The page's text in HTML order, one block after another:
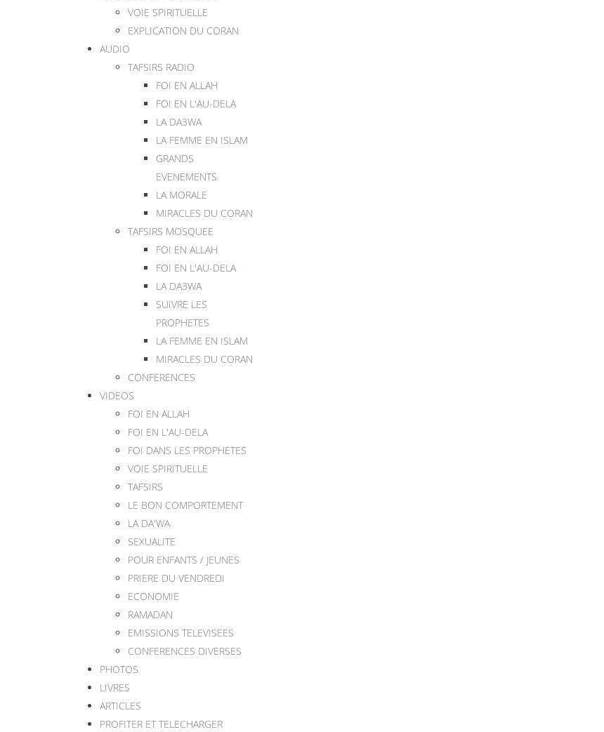
VOIE SPIRITUELLE
EXPLICATION DU CORAN
AUDIO
TAFSIRS RADIO
FOI EN ALLAH
FOI EN L'AU-DELA
LA DA3WA
LA FEMME EN ISLAM
GRANDS
EVENEMENTS
LA MORALE
MIRACLES DU CORAN
TAFSIRS MOSQUEE
FOI EN ALLAH
FOI EN L'AU-DELA
LA DA3WA
SUIVRE LES
PROPHETES
LA FEMME EN ISLAM
MIRACLES DU CORAN
CONFERENCES
VIDEOS
FOI EN ALLAH
FOI EN L'AU-DELA
FOI DANS LES PROPHETES
VOIE SPIRITUELLE
TAFSIRS
LE BON COMPORTEMENT
LA DA'WA
SEXUALITE
POUR ENFANTS / JEUNES
PRIERE DU VENDREDI
ECONOMIE
RAMADAN
EMISSIONS TELEVISEES
CONFERENCES DIVERSES
PHOTOS
LIVRES
ARTICLES
PROFITER ET TELECHARGER